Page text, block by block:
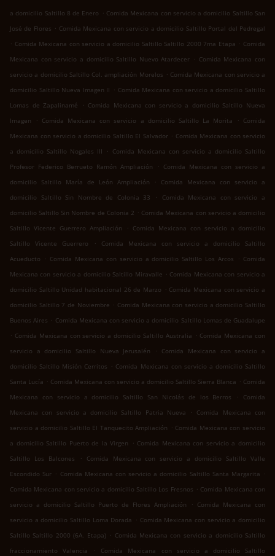
a domicilio Saltillo 8 de Enero . Comida Mexicana con servicio a domicilio Saltillo San
José de Flores . Comida Mexicana con servicio a domicilio Saltillo Portal del Pedregal
. Comida Mexicana con servicio a domicilio Saltillo Saltillo 2000 7ma Etapa . Comida
Mexicana con servicio a domicilio Saltillo Nuevo Atardecer . Comida Mexicana con
servicio a domicilio Saltillo Col. ampliación Morelos . Comida Mexicana con servicio a
domicilio Saltillo Nueva Imagen II . Comida Mexicana con servicio a domicilio Saltillo
Lomas de Zapalinamé
. Comida Mexicana con servicio a domicilio Saltillo Nueva
Imagen
. Comida Mexicana con servicio a domicilio Saltillo La Morita . Comida
Mexicana con servicio a domicilio Saltillo El Salvador . Comida Mexicana con servicio
a domicilio Saltillo Nogales III
. Comida Mexicana con servicio a domicilio Saltillo
Profesor Federico Berrueto Ramón Ampliación
. Comida Mexicana con servicio a
domicilio Saltillo María de León Ampliación
.
Comida Mexicana con servicio a
domicilio Saltillo Sin Nombre de Colonia 33
.
Comida Mexicana con servicio a
domicilio Saltillo Sin Nombre de Colonia 2 . Comida Mexicana con servicio a domicilio
Saltillo Vicente Guerrero Ampliación
. Comida Mexicana con servicio a domicilio
Saltillo Vicente Guerrero
.
Comida Mexicana con servicio a domicilio Saltillo
Acueducto
. Comida Mexicana con servicio a domicilio Saltillo Los Arcos . Comida
Mexicana con servicio a domicilio Saltillo Miravalle . Comida Mexicana con servicio a
domicilio Saltillo Unidad habitacional 26 de Marzo . Comida Mexicana con servicio a
domicilio Saltillo 7 de Noviembre . Comida Mexicana con servicio a domicilio Saltillo
Buenos Aires . Comida Mexicana con servicio a domicilio Saltillo Lomas de Guadalupe
. Comida Mexicana con servicio a domicilio Saltillo Australia . Comida Mexicana con
servicio a domicilio Saltillo Nueva Jerusalén
. Comida Mexicana con servicio a
domicilio Saltillo Misión Cerritos . Comida Mexicana con servicio a domicilio Saltillo
Santa Lucía . Comida Mexicana con servicio a domicilio Saltillo Sierra Blanca . Comida
Mexicana con servicio a domicilio Saltillo San Nicolás de los Berros
.
Comida
Mexicana con servicio a domicilio Saltillo Patria Nueva
. Comida Mexicana con
servicio a domicilio Saltillo El Tanquecito Ampliación . Comida Mexicana con servicio
a domicilio Saltillo Puerto de la Virgen
. Comida Mexicana con servicio a domicilio
Saltillo Los Balcones
.
Comida Mexicana con servicio a domicilio Saltillo Valle
Escondido Sur . Comida Mexicana con servicio a domicilio Saltillo Santa Margarita .
Comida Mexicana con servicio a domicilio Saltillo Los Fresnos . Comida Mexicana con
servicio a domicilio Saltillo Puerto de Flores Ampliación
. Comida Mexicana con
servicio a domicilio Saltillo Loma Dorada . Comida Mexicana con servicio a domicilio
Saltillo Saltillo 2000 (6A. Etapa) . Comida Mexicana con servicio a domicilio Saltillo
fraccionamiento Valencia
.
Comida Mexicana con servicio a domicilio Saltillo